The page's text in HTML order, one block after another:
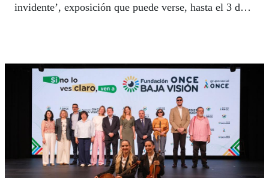
invidente’, exposición que puede verse, hasta el 3 de